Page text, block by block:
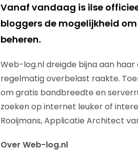
Vanaf vandaag is ilse
bloggers de mogelijkheid
beheren.
Web-log.nl dreigde bijna aan
regelmatig overbelast raakte.
om gratis bandbreedte en
zoeken op internet leuker of
Rooijmans, Applicatie Architect
Over Web-log.nl